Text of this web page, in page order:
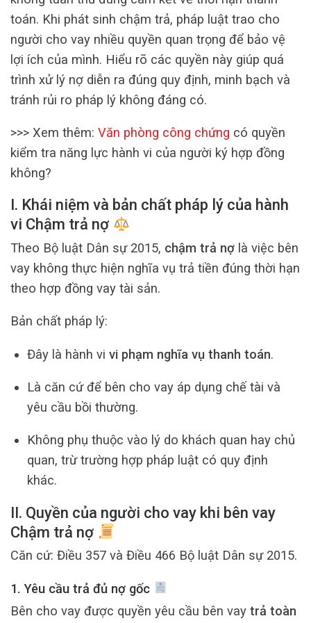
toán. Khi phát sinh chậm trả, pháp luật trao cho
người cho vay nhiều quyền quan trọng để bảo vệ
lợi ích của mình. Hiểu rõ các quyền này giúp quá
trình xử lý nợ diễn ra đúng quy định, minh bạch và
tránh rủi ro pháp lý không đáng có.
>>> Xem thêm: Văn phòng công chứng có quyền
kiểm tra năng lực hành vi của người ký hợp đồng
không?
I. Khái niệm và bản chất pháp lý của hành
vi Chậm trả nợ
Theo Bộ luật Dân sự 2015, chậm trả nợ là việc bên
vay không thực hiện nghĩa vụ trả tiền đúng thời hạn
theo hợp đồng vay tài sản.
Bản chất pháp lý:
Đây là hành vi vi phạm nghĩa vụ thanh toán.
Là căn cứ để bên cho vay áp dụng chế tài và
yêu cầu bồi thường.
Không phụ thuộc vào lý do khách quan hay chủ
quan, trừ trường hợp pháp luật có quy định
khác.
II. Quyền của người cho vay khi bên vay
Chậm trả nợ
Căn cứ: Điều 357 và Điều 466 Bộ luật Dân sự 2015.
1. Yêu cầu trả đủ nợ gốc
Bên cho vay được quyền yêu cầu bên vay trả toàn